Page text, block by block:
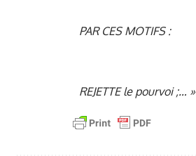
PAR CES MOTIFS :
REJETTE le pourvoi ;… »